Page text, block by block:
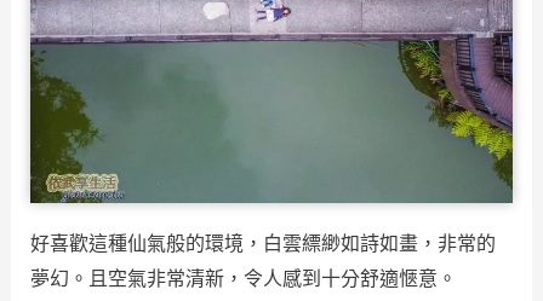
好喜歡這種仙氣般的環境，白雲縹緲如詩如畫，非常的
夢幻。且空氣非常清新，令人感到十分舒適愜意。